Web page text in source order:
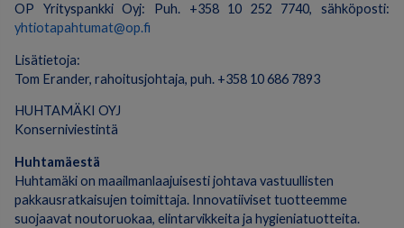
OP Yrityspankki Oyj: Puh. +358 10 252 7740, sähköposti:
yhtiotapahtumat@op.fi
Lisätietoja:
Tom Erander, rahoitusjohtaja, puh. +358 10 686 7893
HUHTAMÄKI OYJ
Konserniviestintä
Huhtamäestä
Huhtamäki on maailmanlaajuisesti johtava vastuullisten
pakkausratkaisujen toimittaja. Innovatiiviset tuotteemme
suojaavat noutoruokaa, elintarvikkeita ja hygieniatuotteita.